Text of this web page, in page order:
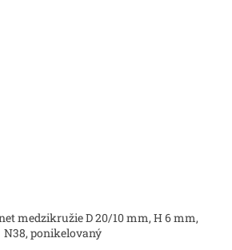
medzikružie D 20/10 mm, H 6 mm,
N38, ponikelovaný